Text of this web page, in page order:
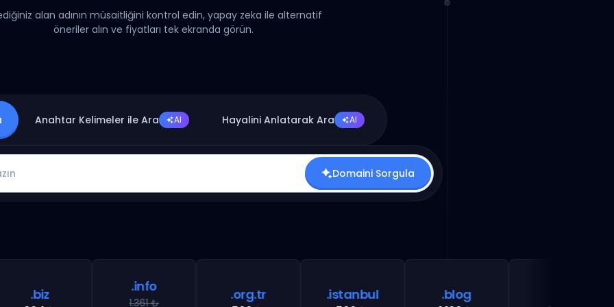
alan adının müsaitliğini kontrol edin, yapay zeka ile alternatif
öneriler alın ve fiyatları tek ekranda görün.
Anahtar Kelimeler ile Ara AI Hayalini Anlatarak Ara AI
Domaini Sorgula
1.361 ₺ .org.tr .istanbul .blog